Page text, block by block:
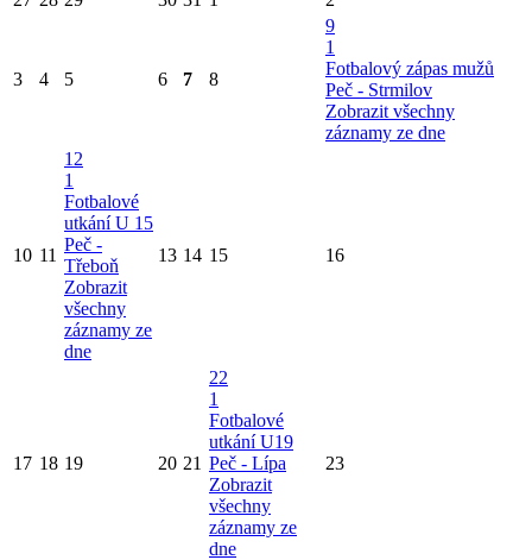
3 4 5 6 7 8
9
1
Fotbalový zápas mužů
Peč - Strmilov
Zobrazit všechny
záznamy ze dne
10 11
12
1
Fotbalové
utkání U 15
Peč -
Třeboň
Zobrazit
všechny
záznamy ze
dne
13 14 15 16
17 18 19 20 21
22
1
Fotbalové
utkání U19
Peč - Lípa
Zobrazit
všechny
záznamy ze
dne
23